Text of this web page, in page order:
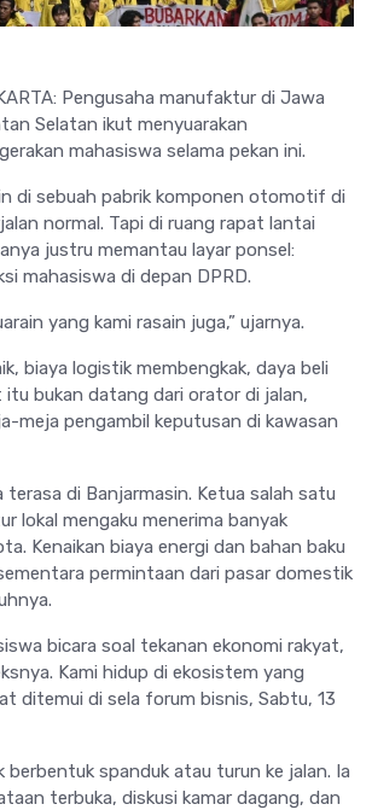
Pengusaha manufaktur di Jawa
Selatan ikut menyuarakan
mahasiswa selama pekan ini.
di sebuah pabrik komponen otomotif di
normal. Tapi di ruang rapat lantai
justru memantau layar ponsel:
mahasiswa di depan DPRD.
yang kami rasain juga,” ujarnya.
biaya logistik membengkak, daya beli
itu bukan datang dari orator di jalan,
meja pengambil keputusan di kawasan
terasa di Banjarmasin. Ketua salah satu
lokal mengaku menerima banyak
Kenaikan biaya energi dan bahan baku
permintaan dari pasar domestik
bicara soal tekanan ekonomi rakyat,
Kami hidup di ekosistem yang
ditemui di sela forum bisnis, Sabtu, 13
berbentuk spanduk atau turun ke jalan. Ia
terbuka, diskusi kamar dagang, dan